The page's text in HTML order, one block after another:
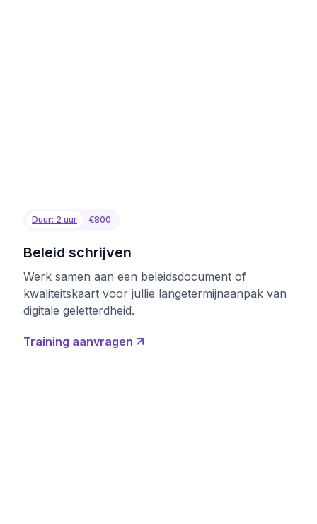
Duur: 2 uur €800
Beleid schrijven
Werk samen aan een beleidsdocument of
kwaliteitskaart voor jullie langetermijnaanpak van
digitale geletterdheid.
Training aanvragen